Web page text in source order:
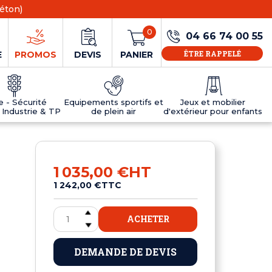
PROMOS DEVIS PANIER
0 04 66 74 00 55
ÊTRE RAPPELÉ
- Sécurité
& TP
Equipements sportifs et
de plein air
Tables de ping-pong en résine
Jeux et mobilier
d'extérieur pour enfants
MOBILIER D'EXTÉRIEUR POUR ENFANTS
1 035,00 €HT
1 242,00 €TTC
ACHETER
DEMANDE DE DEVIS